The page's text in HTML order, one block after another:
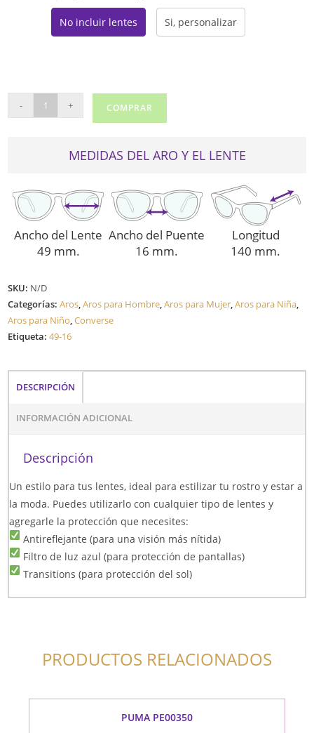
No incluir lentes Si, personalizar
CONVERSE
CV3004Y
- + COMPRAR
MEDIDAS DEL ARO Y EL LENTE
Ancho del Lente
49 mm.
Ancho del Puente
16 mm.
Longitud
140 mm.
SKU: N/D
Categorías:Aros,Aros para Hombre,Aros para Mujer,Aros para Niña,
Aros para Niño,Converse
Etiqueta:49-16
DESCRIPCIÓN
INFORMACIÓN ADICIONAL
Descripción
Un estilo para tus lentes, ideal para estilizar tu rostro y estar a
la moda. Puedes utilizarlo con cualquier tipo de lentes y
agregarle la protección que necesites:
Antireflejante (para una visión más nítida)
Filtro de luz azul (para protección de pantallas)
Transitions (para protección del sol)
PRODUCTOS RELACIONADOS
PUMA PE00350